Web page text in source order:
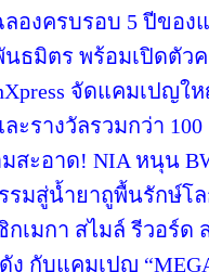
ลองครบรอบ 5 ปีของ
นธมิตร พร้อมเปิดตัว
จัดแคมเปญ
รางวัลรวมกว่า 100
สะอาด! NIA หนุน
รมสู่น้ำยาถูพื้นรักษ์โ
เมกา สไมล์ รีวอร์ด
ง กับแคมเปญ